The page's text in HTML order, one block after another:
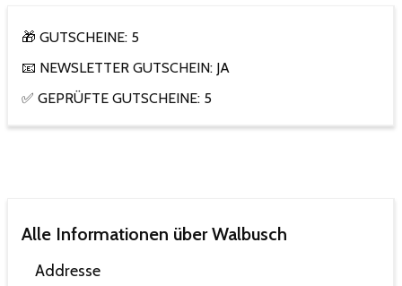
🎁 GUTSCHEINE: 5
📧 NEWSLETTER GUTSCHEIN: JA
✅ GEPRÜFTE GUTSCHEINE: 5
Alle Informationen über Walbusch
Addresse